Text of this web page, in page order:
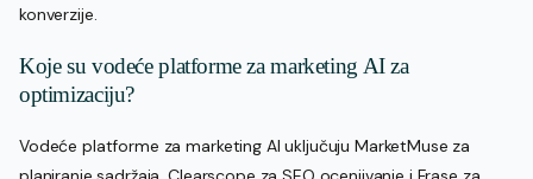
konverzije.
Koje su vodeće platforme za marketing AI za
optimizaciju?
Vodeće platforme za marketing AI uključuju MarketMuse za